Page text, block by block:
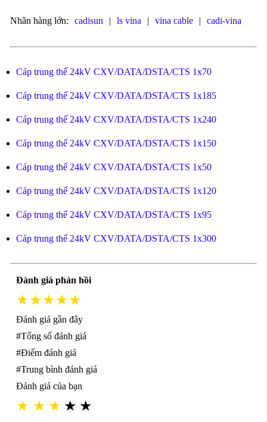
Nhãn hàng lớn: cadisun | ls vina | vina cable | cadi-vina
Cáp trung thế 24kV CXV/DATA/DSTA/CTS 1x70
Cáp trung thế 24kV CXV/DATA/DSTA/CTS 1x185
Cáp trung thế 24kV CXV/DATA/DSTA/CTS 1x240
Cáp trung thế 24kV CXV/DATA/DSTA/CTS 1x150
Cáp trung thế 24kV CXV/DATA/DSTA/CTS 1x50
Cáp trung thế 24kV CXV/DATA/DSTA/CTS 1x120
Cáp trung thế 24kV CXV/DATA/DSTA/CTS 1x95
Cáp trung thế 24kV CXV/DATA/DSTA/CTS 1x300
Đánh giá phản hồi
★★★★★
Đánh giá gần đây
#Tổng số đánh giá
#Điểm đánh giá
#Trung bình đánh giá
Đánh giá của bạn
★ ★ ★ ★ ★